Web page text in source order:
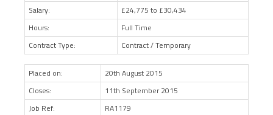
Salary:
£24,775 to £30,434
Hours:
Full Time
Contract Type:
Contract / Temporary
Placed on:
20th August 2015
Closes:
11th September 2015
Job Ref:
RA1179